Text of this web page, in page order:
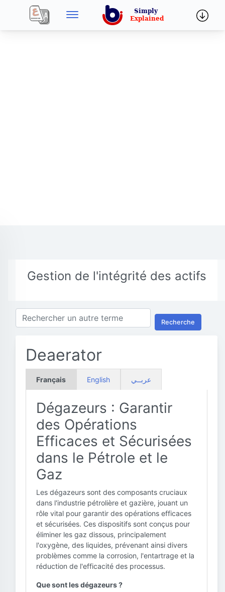
Gestion de l'intégrité des actifs
Recherche
Deaerator
Français English عربــي
Dégazeurs : Garantir
des Opérations
Efficaces et Sécurisées
dans le Pétrole et le
Gaz
Les dégazeurs sont des composants cruciaux
dans l'industrie pétrolière et gazière, jouant un
rôle vital pour garantir des opérations efficaces
et sécurisées. Ces dispositifs sont conçus pour
éliminer les gaz dissous, principalement
l'oxygène, des liquides, prévenant ainsi divers
problèmes comme la corrosion, l'entartrage et la
réduction de l'efficacité des processus.
Que sont les dégazeurs ?